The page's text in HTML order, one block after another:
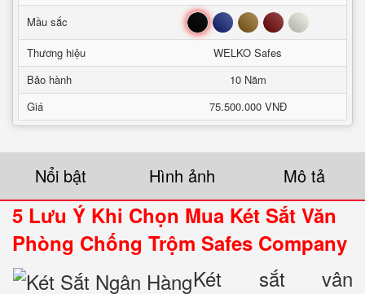
Mầu sắc Đen Xanh Nâu Đỏ Trắng
Thương hiệu
WELKO Safes
Bảo hành
10 Năm
Giá
75.500.000 VNĐ
Nổi bật Hình ảnh Mô tả
5 Lưu Ý Khi Chọn Mua Két Sắt Văn
Phòng Chống Trộm Safes Company
Két sắt vân